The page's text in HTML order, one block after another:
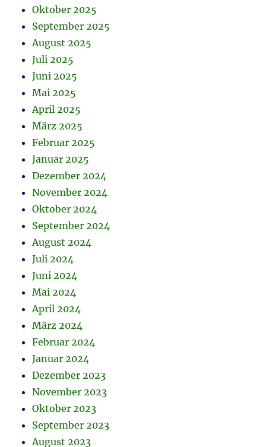
Oktober 2025
September 2025
August 2025
Juli 2025
Juni 2025
Mai 2025
April 2025
März 2025
Februar 2025
Januar 2025
Dezember 2024
November 2024
Oktober 2024
September 2024
August 2024
Juli 2024
Juni 2024
Mai 2024
April 2024
März 2024
Februar 2024
Januar 2024
Dezember 2023
November 2023
Oktober 2023
September 2023
August 2023